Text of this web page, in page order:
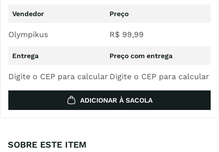
Olympikus R$ 99,99
Digite o CEP para calcular Digite o CEP para calcular
ADICIONAR À SACOLA
SOBRE ESTE ITEM